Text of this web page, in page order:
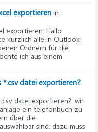
exportieren in
exportieren: Hallo
kürzlich alle in Outlook
Ordnern für die
ich aus einem
datei exportieren?
datei exportieren?: wir
ein telefonbuch zu
über die
sind. dazu muss